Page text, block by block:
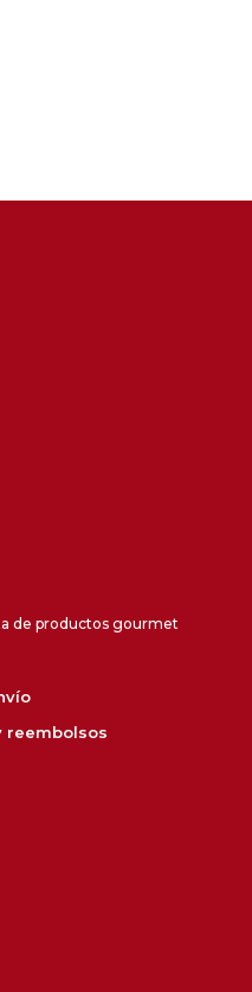
de productos gourmet
reembolsos